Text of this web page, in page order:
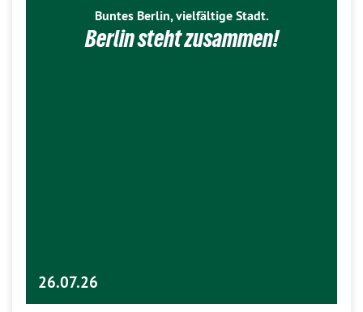
Buntes Berlin, vielfältige Stadt.
Berlin steht zusammen!
26.07.26